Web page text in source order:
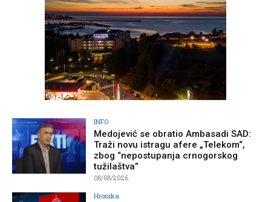
INFO
Medojević se obratio Ambasadi SAD:
Traži novu istragu afere „Telekom“,
zbog “nepostupanja crnogorskog
tužilaštva”
08/08/2026
Hronika